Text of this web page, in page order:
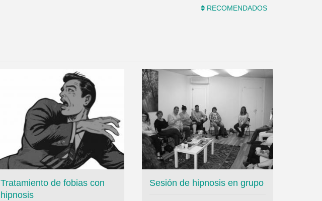
RECOMENDADOS
Tratamiento de fobias con
hipnosis
Sesión de hipnosis en grupo